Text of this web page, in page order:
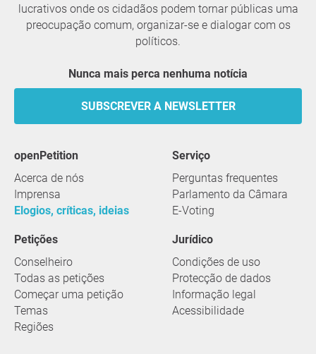
lucrativos onde os cidadãos podem tornar públicas uma
preocupação comum, organizar-se e dialogar com os
políticos.
Nunca mais perca nenhuma notícia
SUBSCREVER A NEWSLETTER
openPetition
Acerca de nós
Imprensa
Elogios, críticas, ideias
serviço
Perguntas frequentes
Parlamento da Câmara
E-Voting
Petições
Conselheiro
Todas as petições
Começar uma petição
Temas
Regiões
Jurídico
Condições de uso
Protecção de dados
Informação legal
Acessibilidade